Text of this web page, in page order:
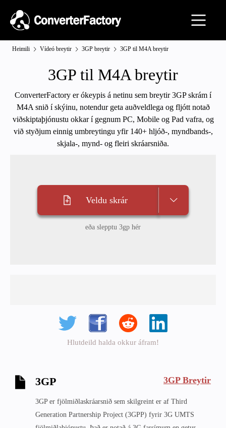
Heimili Vídeó breytir 3GP breytir 3GP til M4A breytir
3GP til M4A breytir
ConverterFactory er ókeypis á netinu sem breytir 3GP skrám í
M4A snið í skýinu, notendur geta auðveldlega og fljótt notað
viðskiptaþjónustu okkar í gegnum PC, Mobile og Pad vafra, og
við styðjum einnig umbreytingu yfir 140+ hljóð-, myndbands-,
skjala-, mynd- og fleiri skráarsniða.
Veldu skrár
eða slepptu 3gp hér
Hlutdeild halda okkur áfram!
3GP 3GP Breytir
3GP er fjölmiðlaskráarsnið sem skilgreint er af Third
Generation Partnership Project (3GPP) fyrir 3G UMTS